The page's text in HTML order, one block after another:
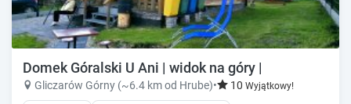
Domek Góralski U Ani | widok na góry |
Gliczarów Górny (~6.4 km od Hrube)• 10 Wyjątkowy!